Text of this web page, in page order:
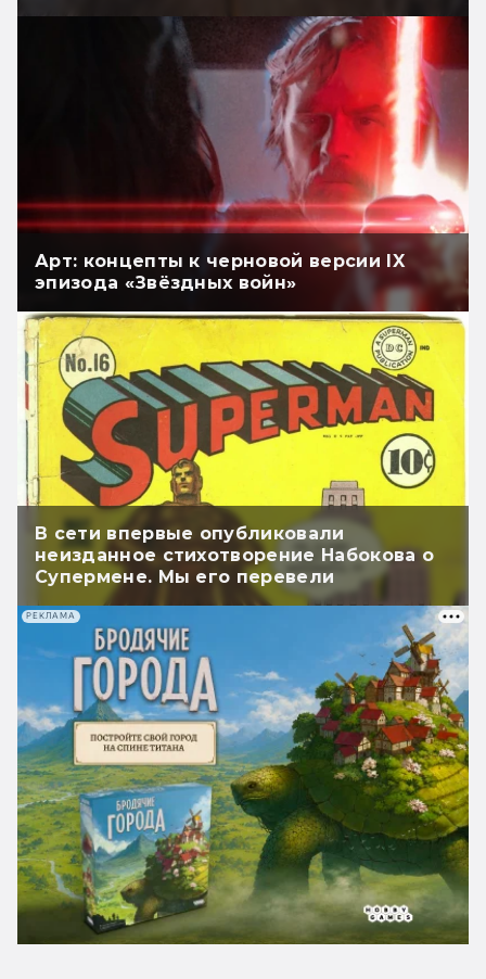
Арт: концепты к черновой версии IX
эпизода «Звёздных войн»
В сети впервые опубликовали
неизданное стихотворение Набокова о
Супермене. Мы его перевели
РЕКЛАМА